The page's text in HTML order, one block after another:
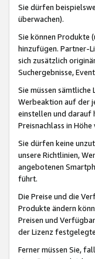
Sie dürfen
überwachen).
Sie können Produkte
hinzufügen. Partner-
sich zusätzlich
Suchergebnisse,
Sie müssen
Werbeaktion auf der
einstellen und darauf
Preisnachlass in
Sie dürfen keine
unsere Richtlinien,
angebotenen
führt.
Die Preise und die
Produkte ändern
Preisen und
der Lizenz
Ferner müssen Sie,